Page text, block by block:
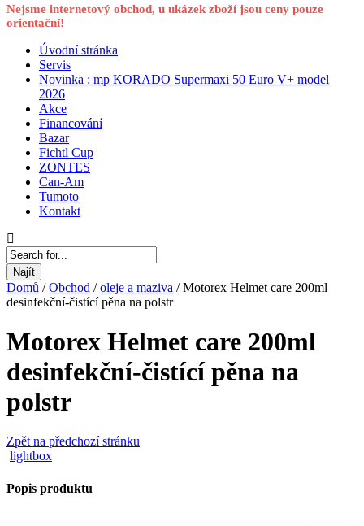
Nejsme internetový obchod, u ukázek zboží jsou ceny pouze
orientační!
Úvodní stránka
Servis
Novinka : mp KORADO Supermaxi 50 Euro V+ model
2026
Akce
Financování
Bazar
Fichtl Cup
ZONTES
Can-Am
Tumoto
Kontakt
Najít
Domů / Obchod / oleje a maziva /Motorex Helmet care 200ml
desinfekční-čistící pěna na polstr
Motorex Helmet care 200ml
desinfekční-čistící pěna na
polstr
Zpět na předchozí stránku
lightbox
Popis produktu